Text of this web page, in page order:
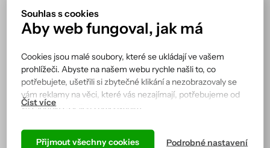
jmenována lídrem v Gartner Magic Quadrant
pro Field Service Management. Ve zprávě za rok
Číst více
Souhlas s cookies
Aby web fungoval, jak má
Cookies jsou malé soubory, které se ukládají ve vašem
prohlížeči. Abyste na našem webu rychle našli to, co
potřebujete, ušetřili si zbytečné klikání a nezobrazovaly se
vám reklamy na věci, které vás nezajímají, potřebujeme od
vás souhlas s jejich zpracováním.
Podle cookies vás náš web totiž pozná a zobrazí se vám tak,
jak jste zvyklí, a hlavně tak, aby všechno správně fungovalo.
Přijmout všechny cookies Podrobné nastavení